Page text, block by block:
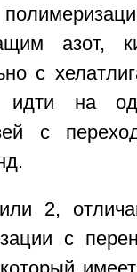
азот,
с
идти на
с
2,
с